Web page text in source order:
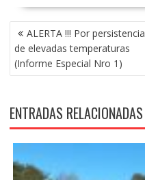
NAVEGACIÓN
DE
ENTRADAS
ALERTA !!! Por persistencia
de elevadas temperaturas
(Informe Especial Nro 1)
ENTRADAS RELACIONADAS